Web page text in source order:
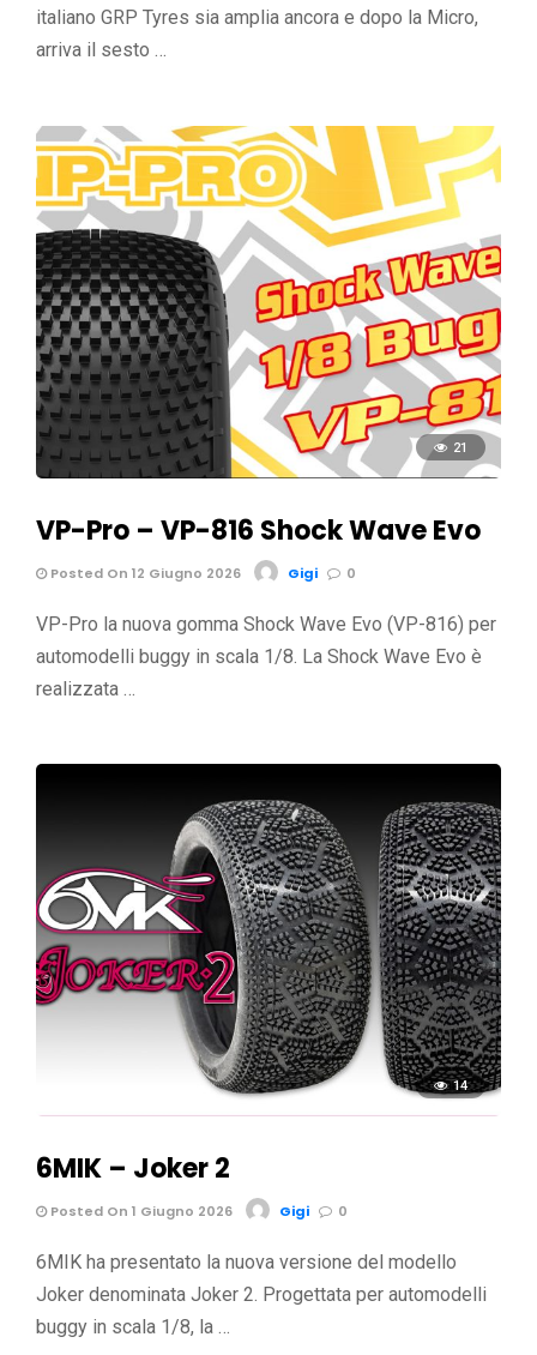
italiano GRP Tyres sia amplia ancora e dopo la Micro,
arriva il sesto …
21
VP-Pro – VP-816 Shock Wave Evo
Posted On 12 Giugno 2026 Gigi 0
VP-Pro la nuova gomma Shock Wave Evo (VP-816) per
automodelli buggy in scala 1/8. La Shock Wave Evo è
realizzata …
14
6MIK – Joker 2
Posted On 1 Giugno 2026 Gigi 0
6MIK ha presentato la nuova versione del modello
Joker denominata Joker 2. Progettata per automodelli
buggy in scala 1/8, la …